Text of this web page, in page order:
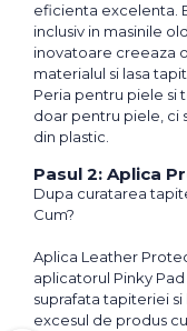
eficienta excelenta.
inclusiv in masinile
inovatoare creeaza
materialul si lasa
Peria pentru piele si
doar pentru piele, ci
din plastic.
Pasul 2: Aplica
Dupa curatarea
Cum?
Aplica Leather
aplicatorul Pinky
suprafata tapiteriei si
excesul de produs